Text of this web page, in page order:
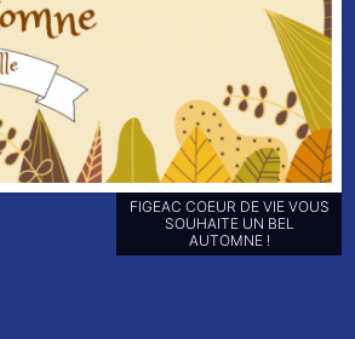
FIGEAC COEUR DE VIE VOUS
SOUHAITE UN BEL
AUTOMNE !